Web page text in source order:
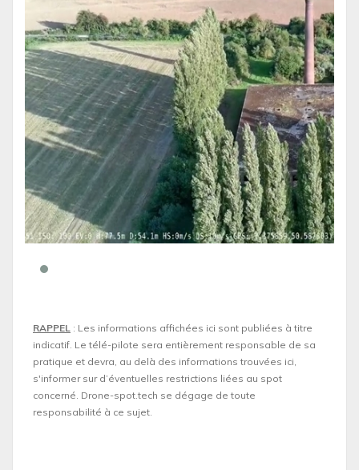
RAPPEL : Les informations affichées ici sont publiées à titre
indicatif. Le télé-pilote sera entièrement responsable de sa
pratique et devra, au delà des informations trouvées ici,
s'informer sur d’éventuelles restrictions liées au spot
concerné. Drone-spot.tech se dégage de toute
responsabilité à ce sujet.